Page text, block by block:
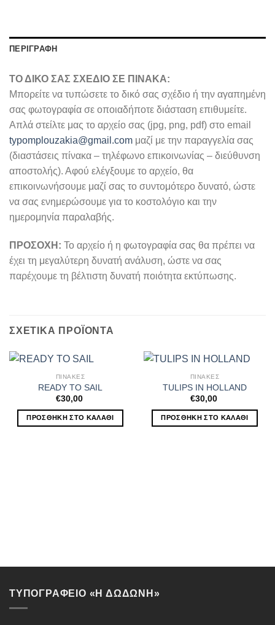
ΠΕΡΙΓΡΑΦΉ
ΤΟ ΔΙΚΟ ΣΑΣ ΣΧΕΔΙΟ ΣΕ ΠΙΝΑΚΑ:
Μπορείτε να τυπώσετε το δικό σας σχέδιο ή την αγαπημένη
σας φωτογραφία σε οποιαδήποτε διάσταση επιθυμείτε.
Απλά στείλτε μας το αρχείο σας (jpg, png, pdf) στο email
typomplouzakia@gmail.com μαζί με την παραγγελία σας
(διαστάσεις πίνακα – τηλέφωνο επικοινωνίας – διεύθυνση
αποστολής). Αφού ελέγξουμε το αρχείο, θα
επικοινωνήσουμε μαζί σας το συντομότερο δυνατό, ώστε
να σας ενημερώσουμε για το κοστολόγιο και την
ημερομηνία παραλαβής.
ΠΡΟΣΟΧΗ: Το αρχείο ή η φωτογραφία σας θα πρέπει να
έχει τη μεγαλύτερη δυνατή ανάλυση, ώστε να σας
παρέχουμε τη βέλτιστη δυνατή ποιότητα εκτύπωσης.
ΣΧΕΤΙΚΆ ΠΡΟΪΌΝΤΑ
ΠΙΝΑΚΕΣ
READY TO SAIL
€30,00
ΠΡΟΣΘΉΚΗ ΣΤΟ ΚΑΛΆΘΙ
ΠΙΝΑΚΕΣ
TULIPS IN HOLLAND
€30,00
ΠΡΟΣΘΉΚΗ ΣΤΟ ΚΑΛΆΘΙ
ΤΥΠΟΓΡΑΦΕΙΟ «Η ΔΩΔΩΝΗ»